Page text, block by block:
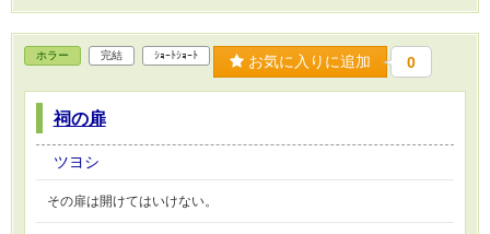
ホラー 完結 ｼｮｰﾄｼｮｰﾄ お気に入りに追加 0
祠の扉
ツヨシ
その扉は開けてはいけない。